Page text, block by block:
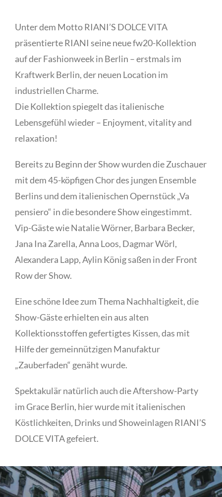
Unter dem Motto RIANI’S DOLCE VITA
präsentierte RIANI seine neue fw20-Kollektion
auf der Fashionweek in Berlin – erstmals im
Kraftwerk Berlin, der neuen Location im
industriellen Charme.
Die Kollektion spiegelt das italienische
Lebensgefühl wieder – Enjoyment, vitality and
relaxation!
Bereits zu Beginn der Show wurden die Zuschauer
mit dem 45-köpfigen Chor des jungen Ensemble
Berlins und dem italienischen Opernstück „Va
pensiero“ in die besondere Show eingestimmt.
Vip-Gäste wie Natalie Wörner, Barbara Becker,
Jana Ina Zarella, Anna Loos, Dagmar Wörl,
Alexandera Lapp, Aylin König saßen in der Front
Row der Show.
Eine schöne Idee zum Thema Nachhaltigkeit, die
Show-Gäste erhielten ein aus alten
Kollektionsstoffen gefertigtes Kissen, das mit
Hilfe der gemeinnützigen Manufaktur
„Zauberfaden“ genäht wurde.
Spektakulär natürlich auch die Aftershow-Party
im Grace Berlin, hier wurde mit italienischen
Köstlichkeiten, Drinks und Showeinlagen RIANI’S
DOLCE VITA gefeiert.